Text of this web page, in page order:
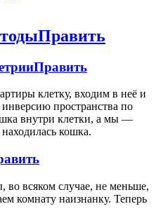
Править
Править
клетку, входим в неё и
пространства по
внутри клетки, а мы —
кошка.
во всяком случае, не меньше,
комнату наизнанку. Теперь